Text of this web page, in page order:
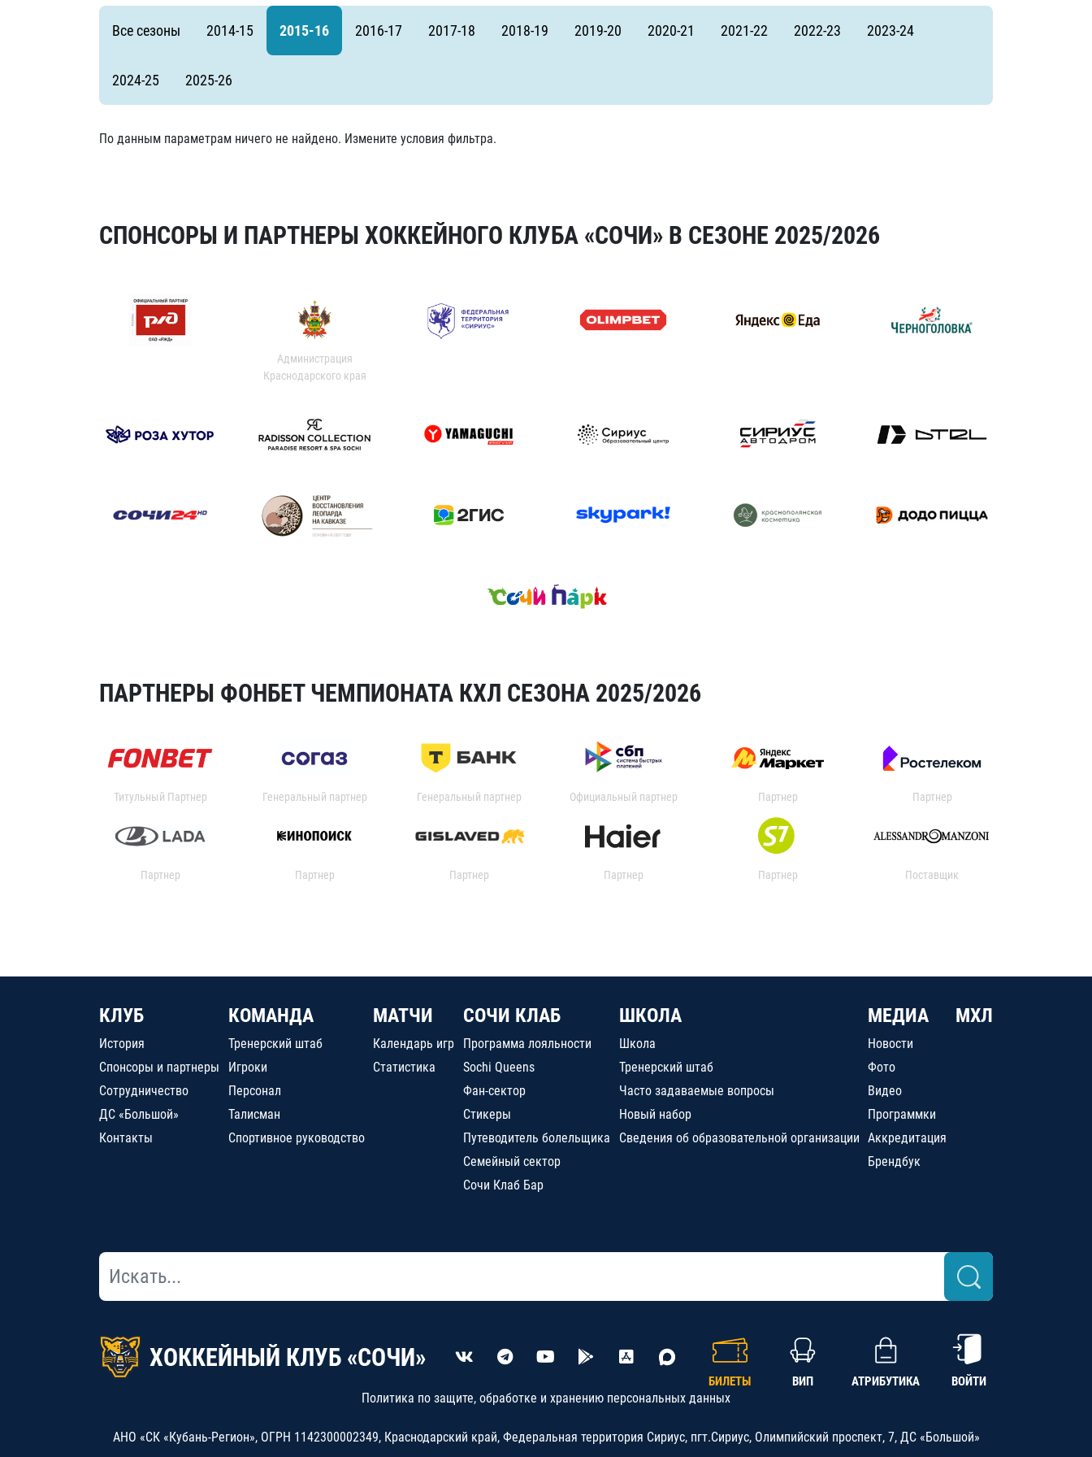
Локомотив
Северсталь
Шанхайские Драконы
Амур
Барыс
Все сезоны 2014-15 2015-16 2016-17 2017-18 2018-19 2019-20 2020-21 2021-22 2022-23 2023-24
2024-25 2025-26
По данным параметрам ничего не найдено. Измените условия фильтра.
СПОНСОРЫ И ПАРТНЕРЫ ХОККЕЙНОГО КЛУБА «СОЧИ» В СЕЗОНЕ 2025/2026
Администрация
Краснодарского края
ПАРТНЕРЫ ФОНБЕТ ЧЕМПИОНАТА КХЛ СЕЗОНА 2025/2026
Титульный Партнер Генеральный партнер Генеральный партнер Официальный партнер Партнер Партнер
Партнер Партнер Партнер Партнер Партнер Поставщик
КЛУБ
История
Спонсоры и партнеры
Сотрудничество
ДС «Большой»
Контакты
КОМАНДА
Тренерский штаб
Игроки
Персонал
Талисман
Спортивное руководство
МАТЧИ
Календарь игр
Статистика
СОЧИ КЛАБ
Программа лояльности
Sochi Queens
Фан-сектор
Стикеры
Путеводитель болельщика
Семейный сектор
Сочи Клаб Бар
ШКОЛА
Школа
Тренерский штаб
Часто задаваемые вопросы
Новый набор
Сведения об образовательной организации
МЕДИА
Новости
Фото
Видео
Программки
Аккредитация
Брендбук
МХЛ
ХОККЕЙНЫЙ КЛУБ «СОЧИ»
БИЛЕТЫ ВИП АТРИБУТИКА ВОЙТИ
Политика по защите, обработке и хранению персональных данных
АНО «СК «Кубань-Регион», ОГРН 1142300002349, Краснодарский край, Федеральная территория Сириус, пгт.Сириус, Олимпийский проспект, 7, ДС «Большой»